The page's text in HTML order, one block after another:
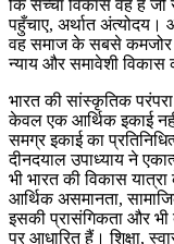
कि सच्चा विकास वह है
पहुँचाए, अर्थात
वह समाज के सबसे कमजोर
न्याय और समावेशी विकास
भारत की सांस्कृतिक
केवल एक आर्थिक इकाई
समग्र इकाई का
दीनदयाल उपाध्याय ने
भी भारत की विकास
आर्थिक असमानता,
इसकी प्रासंगिकता और
पर आधारित हैं। शिक्षा,